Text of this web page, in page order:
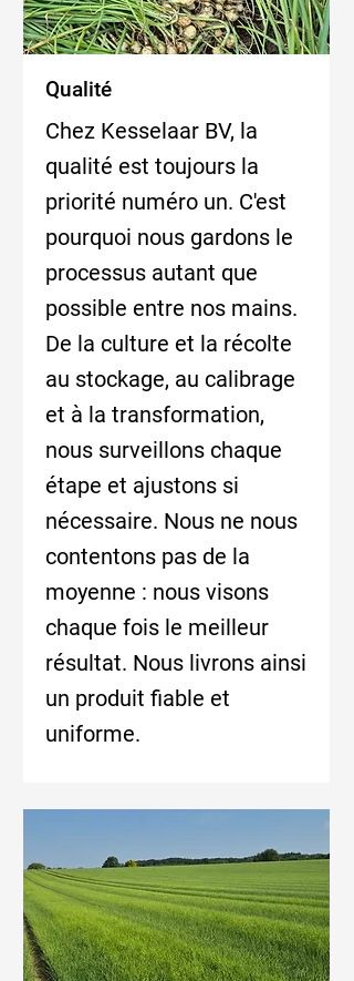
Qualité
Chez Kesselaar BV, la
qualité est toujours la
priorité numéro un. C'est
pourquoi nous gardons le
processus autant que
possible entre nos mains.
De la culture et la récolte
au stockage, au calibrage
et à la transformation,
nous surveillons chaque
étape et ajustons si
nécessaire. Nous ne nous
contentons pas de la
moyenne : nous visons
chaque fois le meilleur
résultat. Nous livrons ainsi
un produit fiable et
uniforme.